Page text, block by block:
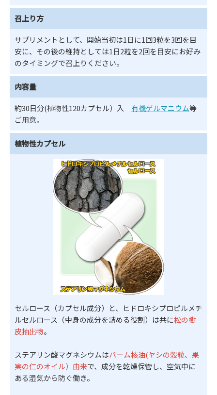
召上り方
サプリメントとして、開始当初は1日に1回3粒を3回を目
安に、その後の維持としては1日2粒を2回を目安にお好み
のタイミングで召上りください。
内容量
約30日分(植物性120カプセル）入 有機ゲルマニウム等
ご用意。
植物性カプセル
セルロース（カプセル成分）と、ヒドロキシプロピルメチ
ルセルロース（中身の成分を詰める役割）は共に松の樹
皮抽出物。
ステアリン酸マグネシウムはパーム核油(ヤシの穀粒、果
実の仁のオイル）由来で、成分を乾燥保管し、空気中に
ある湿気から防ぐ働き。